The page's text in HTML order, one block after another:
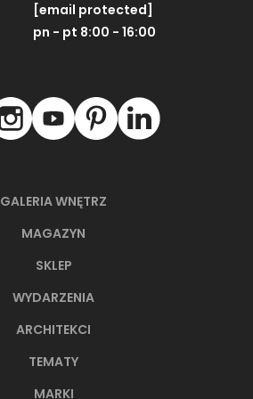
GALERIA WNĘTRZ
MAGAZYN
SKLEP
WYDARZENIA
ARCHITEKCI
TEMATY
MARKI
[email protected]
pn - pt 8:00 - 16:00